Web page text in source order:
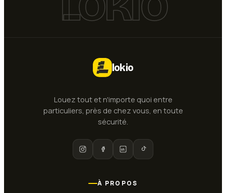
lokio
Louez tout et n'importe quoi entre
particuliers, près de chez vous, en toute
sécurité.
À PROPOS